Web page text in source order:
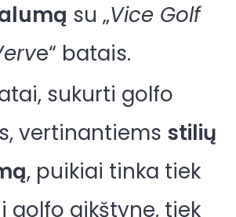
su „Vice Golf
e“ batais.
sukurti golfo
vertinantiems stilių
, puikiai tinka tiek
golfo aikštyne, tiek